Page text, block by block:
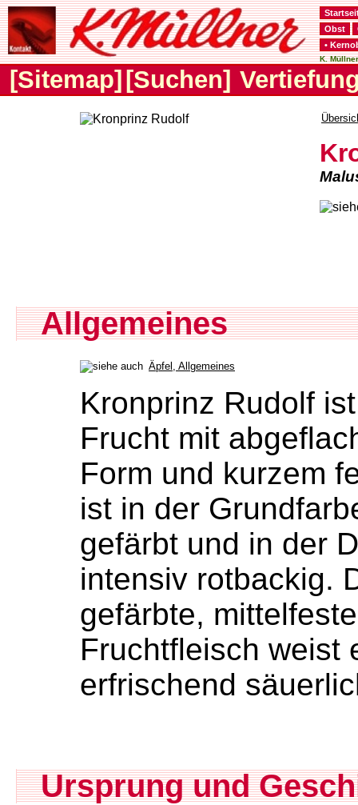
Obst
•
K.
[Sitemap] [Suchen]
Allgemeines
Äpfel, Allgemeines
Kronprinz Rudolf
Frucht mit
Form und kurzem
ist in der
gefärbt und in der
intensiv rotbackig.
gefärbte,
Fruchtfleisch weist
erfrischend
Ursprung und